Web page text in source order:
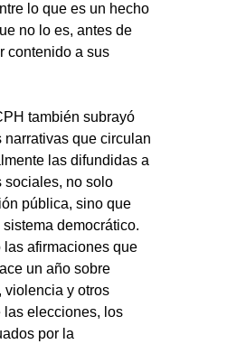
lo que es un hecho
no lo es, antes de
contenido a sus
también subrayó
narrativas que circulan
las difundidas a
sociales, no solo
pública, sino que
democrático.
afirmaciones que
un año sobre
violencia y otros
las elecciones, los
por la